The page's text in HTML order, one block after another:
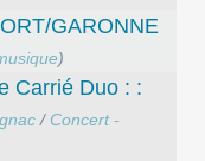
GARONNE
)
Carrié Duo : :
/ Concert -